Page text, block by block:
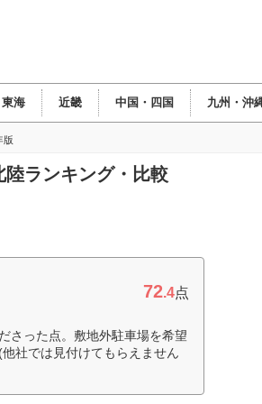
東海 近畿 中国・四国 九州・沖
版
陸ランキング・比較
72.4点
さった点。敷地外駐車場を希望
社では見付けてもらえません